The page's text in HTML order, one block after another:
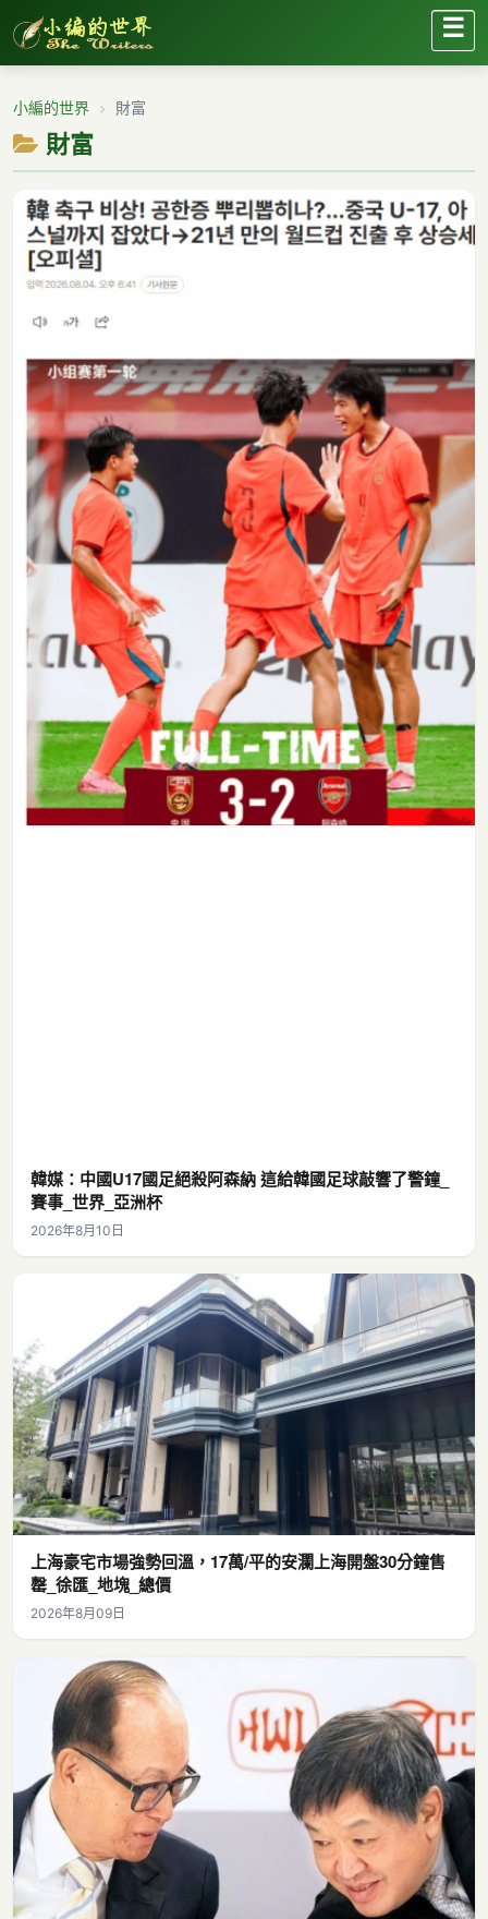
☰
小編的世界 財富
財富
韓媒：中國U17國足絕殺阿森納 這給韓國足球敲響了警鐘_
賽事_世界_亞洲杯
2026年8月10日
上海豪宅市場強勢回溫，17萬/平的安瀾上海開盤30分鐘售
罄_徐匯_地塊_總價
2026年8月09日